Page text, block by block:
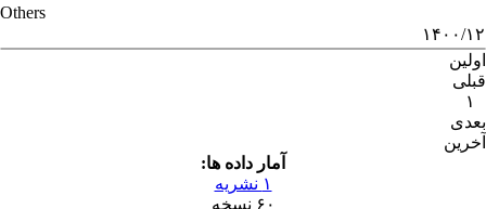
Others
۱۴۰۰/۱۲
اولین
قبلی
۱
بعدی
آخرین
آمار داده ها:
۱ نشریه
۶۰ نسخه